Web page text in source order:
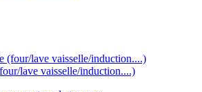
lave vaisselle/induction....)